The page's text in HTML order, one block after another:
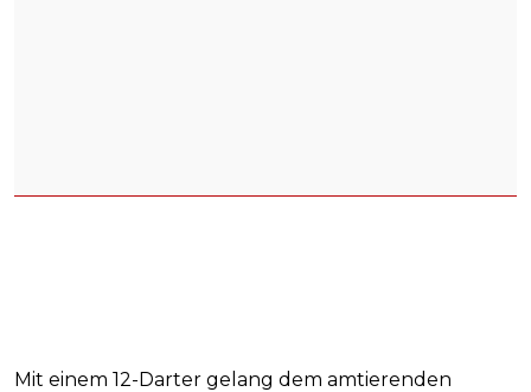
Mit einem 12-Darter gelang dem amtierenden